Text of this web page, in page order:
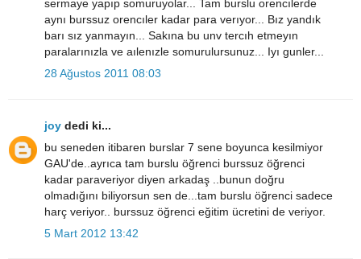
sermaye yapıp somuruyolar... Tam burslu orencılerde
aynı burssuz orencıler kadar para verıyor... Bız yandık
barı sız yanmayın... Sakına bu unv tercıh etmeyın
paralarınızla ve aılenızle somurulursunuz... Iyı gunler...
28 Ağustos 2011 08:03
joy dedi ki...
bu seneden itibaren burslar 7 sene boyunca kesilmiyor
GAU'de..ayrıca tam burslu öğrenci burssuz öğrenci
kadar paraveriyor diyen arkadaş ..bunun doğru
olmadığını biliyorsun sen de...tam burslu öğrenci sadece
harç veriyor.. burssuz öğrenci eğitim ücretini de veriyor.
5 Mart 2012 13:42